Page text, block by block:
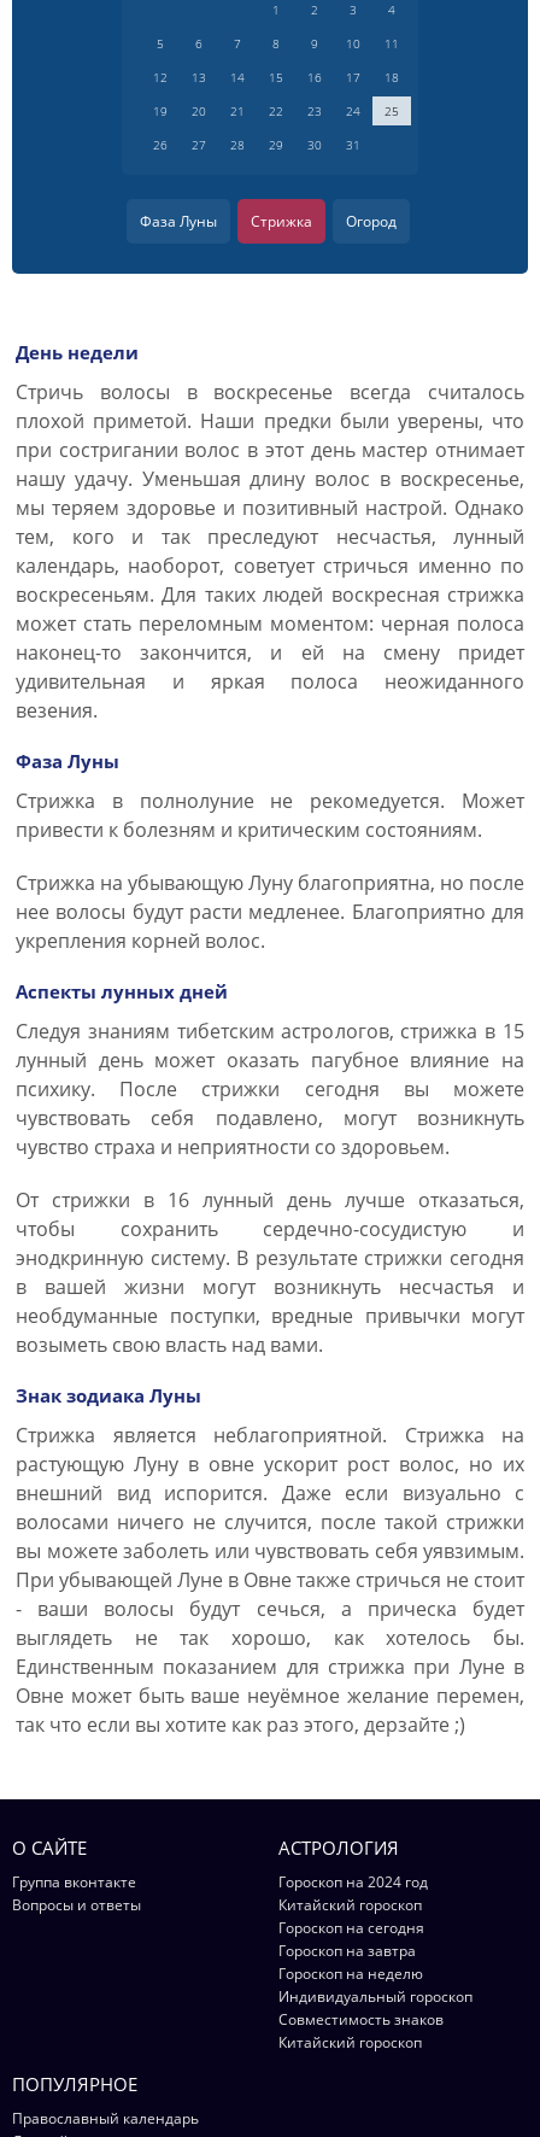
1 2 3
4
5
6 7 8 9 10
11
12
13 14 15 16 17
18
19
20 21 22 23 24
25
26
27 28 29 30 31
Фаза Луны Стрижка Огород
День недели
Стричь волосы в воскресенье всегда считалось
плохой приметой. Наши предки были уверены, что
при состригании волос в этот день мастер отнимает
нашу удачу. Уменьшая длину волос в воскресенье,
мы теряем здоровье и позитивный настрой. Однако
тем, кого и так преследуют несчастья, лунный
календарь, наоборот, советует стричься именно по
воскресеньям. Для таких людей воскресная стрижка
может стать переломным моментом: черная полоса
наконец-то закончится, и ей на смену придет
удивительная и яркая полоса неожиданного
везения.
Фаза Луны
Стрижка в полнолуние не рекомедуется. Может
привести к болезням и критическим состояниям.
Стрижка на убывающую Луну благоприятна, но после
нее волосы будут расти медленее. Благоприятно для
укрепления корней волос.
Аспекты лунных дней
Следуя знаниям тибетским астрологов, стрижка в 15
лунный день может оказать пагубное влияние на
психику. После стрижки сегодня вы можете
чувствовать себя подавлено, могут возникнуть
чувство страха и неприятности со здоровьем.
От стрижки в 16 лунный день лучше отказаться,
чтобы сохранить сердечно-сосудистую и
энодкринную систему. В результате стрижки сегодня
в вашей жизни могут возникнуть несчастья и
необдуманные поступки, вредные привычки могут
возыметь свою власть над вами.
Знак зодиака Луны
Стрижка является неблагоприятной. Стрижка на
растующую Луну в овне ускорит рост волос, но их
внешний вид испорится. Даже если визуально с
волосами ничего не случится, после такой стрижки
вы можете заболеть или чувствовать себя уявзимым.
При убывающей Луне в Овне также стричься не стоит
- ваши волосы будут сечься, а прическа будет
выглядеть не так хорошо, как хотелось бы.
Единственным показанием для стрижка при Луне в
Овне может быть ваше неуёмное желание перемен,
так что если вы хотите как раз этого, дерзайте ;)
О САЙТЕ
Группа вконтакте
Вопросы и ответы
АСТРОЛОГИЯ
Гороскоп на 2024 год
Китайский гороскоп
Гороскоп на сегодня
Гороскоп на завтра
Гороскоп на неделю
Индивидуальный гороскоп
Совместимость знаков
Китайский гороскоп
ПОПУЛЯРНОЕ
Православный календарь